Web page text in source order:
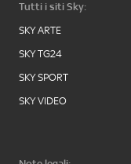
Tutti i siti Sky:
SKY ARTE
SKY TG24
SKY SPORT
SKY VIDEO